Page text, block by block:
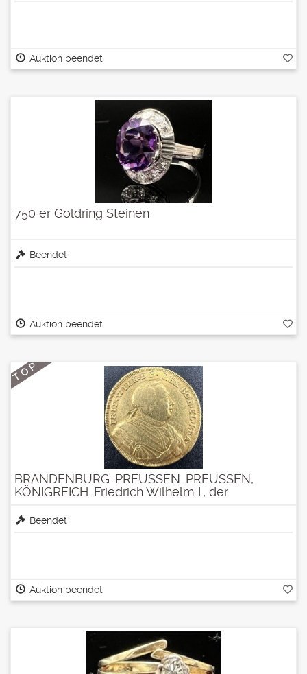
Auktion beendet
750 er Goldring Steinen
Beendet
Auktion beendet
T O P
BRANDENBURG-PREUSSEN. PREUSSEN,
KÖNIGREICH. Friedrich Wilhelm I., der
Beendet
Auktion beendet